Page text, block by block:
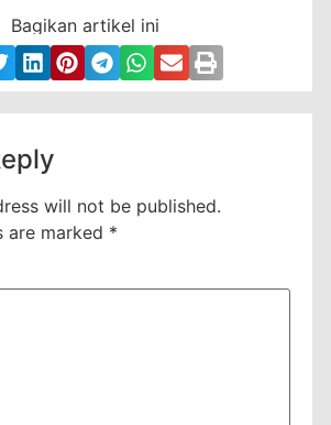
Bagikan artikel ini
will not be published.
are marked *